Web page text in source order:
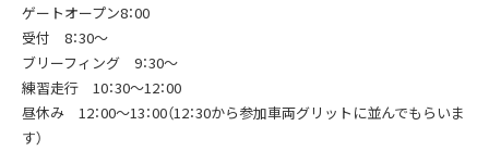
ゲートオープン8：00
受付 8：30～
ブリーフィング 9：30～
練習走行 10：30～12：00
昼休み 12：00～13：00（12：30から参加車両グリットに並んでもらいま
す）